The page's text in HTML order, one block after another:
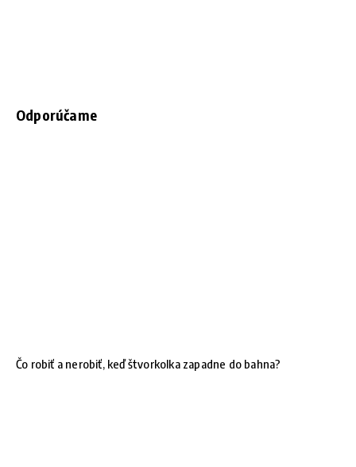
Odporúčame
Čo robiť a nerobiť, keď štvorkolka zapadne do bahna?